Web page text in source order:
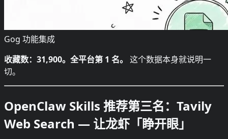
Gog 功能集成
收藏数：31,900。全平台第 1 名。 这个数据本身就说明一
切。
OpenClaw Skills 推荐第三名：Tavily
Web Search — 让龙虾「睁开眼」